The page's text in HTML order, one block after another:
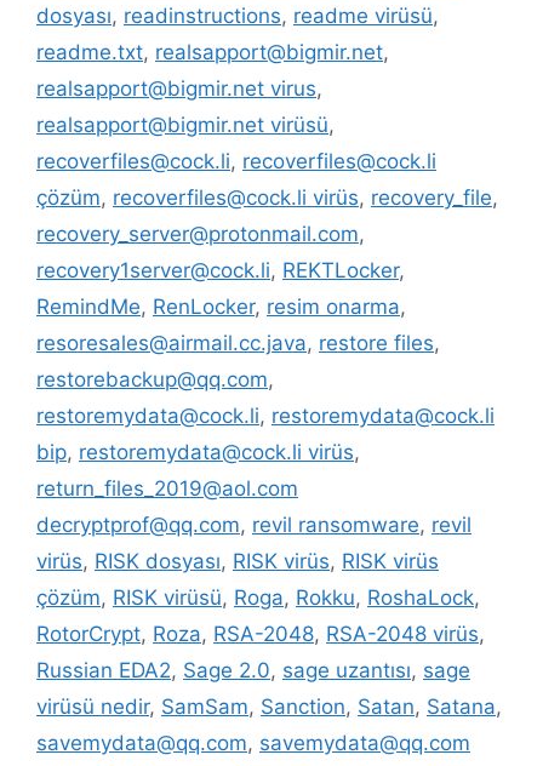
dosyası, readinstructions, readme virüsü,
readme.txt, realsapport@bigmir.net,
realsapport@bigmir.net virus,
realsapport@bigmir.net virüsü,
recoverfiles@cock.li, recoverfiles@cock.li
çözüm, recoverfiles@cock.li virüs, recovery_file,
recovery_server@protonmail.com,
recovery1server@cock.li, REKTLocker,
RemindMe, RenLocker, resim onarma,
resoresales@airmail.cc.java, restore files,
restorebackup@qq.com,
restoremydata@cock.li, restoremydata@cock.li
bip, restoremydata@cock.li virüs,
return_files_2019@aol.com
decryptprof@qq.com, revil ransomware, revil
virüs, RISK dosyası, RISK virüs, RISK virüs
çözüm, RISK virüsü, Roga, Rokku, RoshaLock,
RotorCrypt, Roza, RSA-2048, RSA-2048 virüs,
Russian EDA2, Sage 2.0, sage uzantısı, sage
virüsü nedir, SamSam, Sanction, Satan, Satana,
savemydata@qq.com, savemydata@qq.com